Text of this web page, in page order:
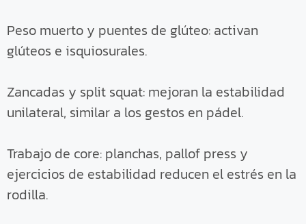
Peso muerto y puentes de glúteo: activan
glúteos e isquiosurales.
Zancadas y split squat: mejoran la estabilidad
unilateral, similar a los gestos en pádel.
Trabajo de core: planchas, pallof press y
ejercicios de estabilidad reducen el estrés en la
rodilla.